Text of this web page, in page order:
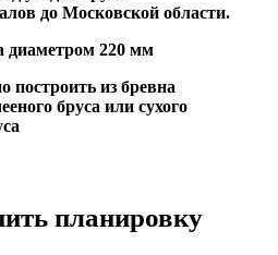
до Московской области.
диаметром 220 мм
построить из бревна
бруса или сухого
планировку